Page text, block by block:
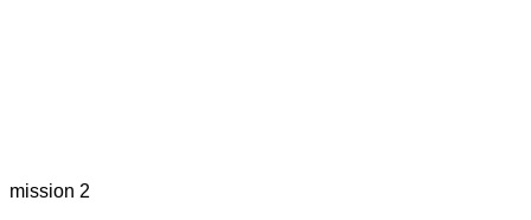
mission 2